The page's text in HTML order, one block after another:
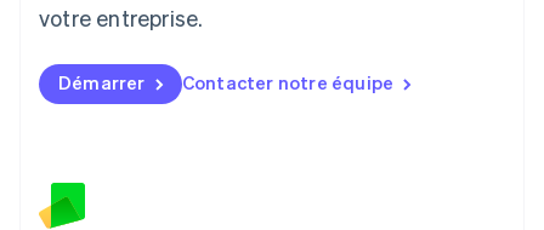
votre entreprise.
Démarrer Contacter notre équipe
Malaisie
Malte
English
Mexique
English
Nouvelle-Zélande